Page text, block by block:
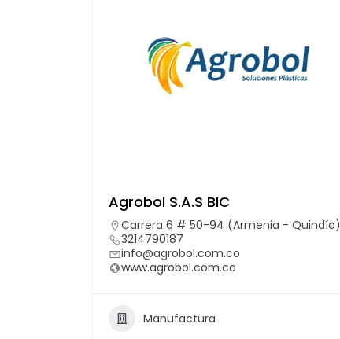
Agrobol S.A.S BIC
Carrera 6 # 50-94 (Armenia - Quindío)
3214790187
info@agrobol.com.co
www.agrobol.com.co
Manufactura